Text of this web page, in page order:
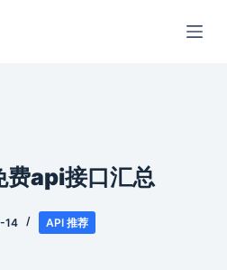
费api接口汇总
14 API 推荐